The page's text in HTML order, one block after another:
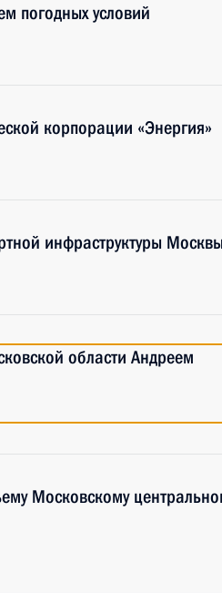
погодных условий
корпорации «Энергия»
инфраструктуры Москвы
области Андреем
Московскому